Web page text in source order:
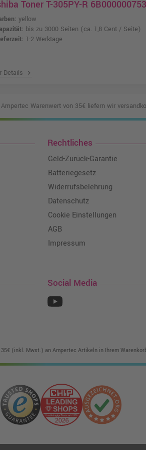
Toner T-305PY-R
yellow
bis zu 3000 Seiten (ca. 1,8 Cent / Seite)
1-2 Werktage
Details chevron_right
Warenwert von 35€ liefern wir
Rechtliches
Geld-Zurück-Garantie
Batteriegesetz
Widerrufsbelehrung
Datenschutz
Cookie Einstellungen
AGB
Impressum
Social Media
(inkl. Mwst.) an Ampertec Artikeln in Ihrem